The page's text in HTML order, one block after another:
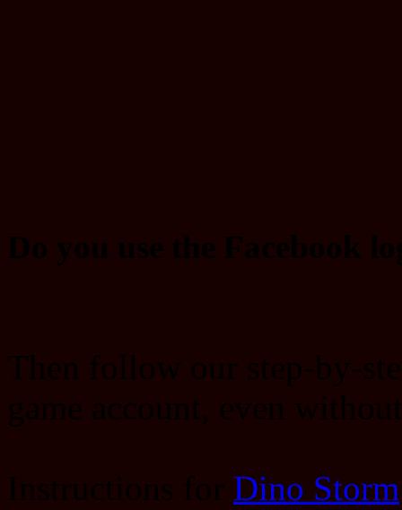
Dino Storm